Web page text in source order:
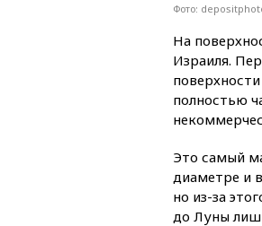
Фото:
На
Израиля.
полностью
Это самый
диаметре и
но из-за
до Луны